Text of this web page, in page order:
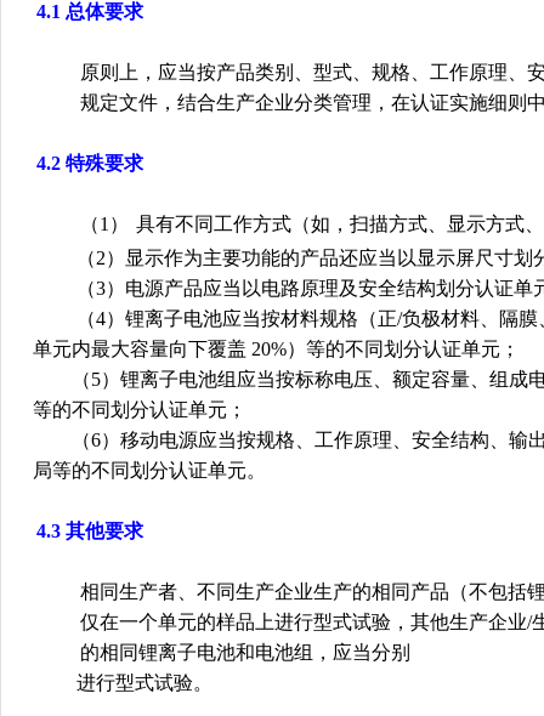
4.1 总体要求
原则上，应当按产品类别、型式、规格、工作原理、
规定文件，结合生产企业分类管理，在认证实施细则
4.2 特殊要求
（1 ）
具有不同工作方式（如，扫描方式、显示方式
（2）显示作为主要功能的产品还应当以显示屏尺寸划
（3）电源产品应当以电路原理及安全结构划分认证单
（4）锂离子电池应当按材料规格（正/负极材料、隔
单元内最大容量向下覆盖 20%）等的不同划分认证单元；
（5）锂离子电池组应当按标称电压、额定容量、组成
等的不同划分认证单元；
（6）移动电源应当按规格、工作原理、安全结构、输
局等的不同划分认证单元。
4.3 其他要求
相同生产者、不同生产企业生产的相同产品（不包括
仅在一个单元的样品上进行型式试验，其他生产企业/
的相同锂离子电池和电池组，应当分别
进行型式试验。